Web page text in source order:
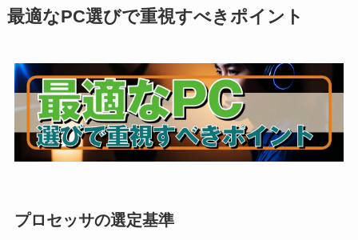
最適なPC選びで重視すべきポイント
プロセッサの選定基準